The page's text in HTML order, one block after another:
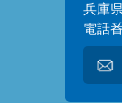
兵庫
電話